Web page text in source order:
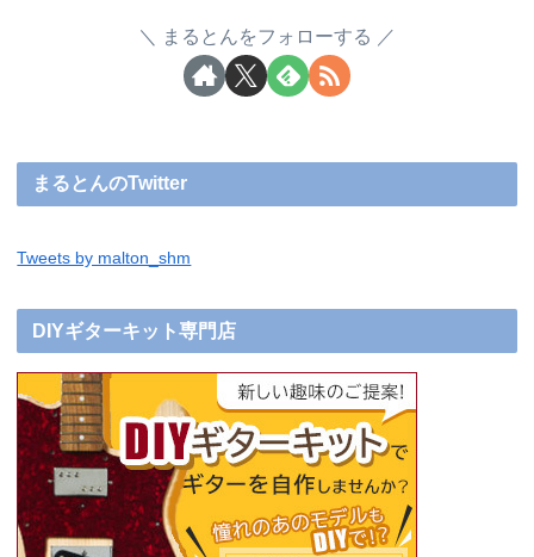
まるとんをフォローする
まるとんのTwitter
Tweets by malton_shm
DIYギターキット専門店